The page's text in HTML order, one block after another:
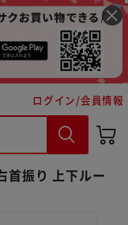
ログイン/会員情報
首振り 上下ルー